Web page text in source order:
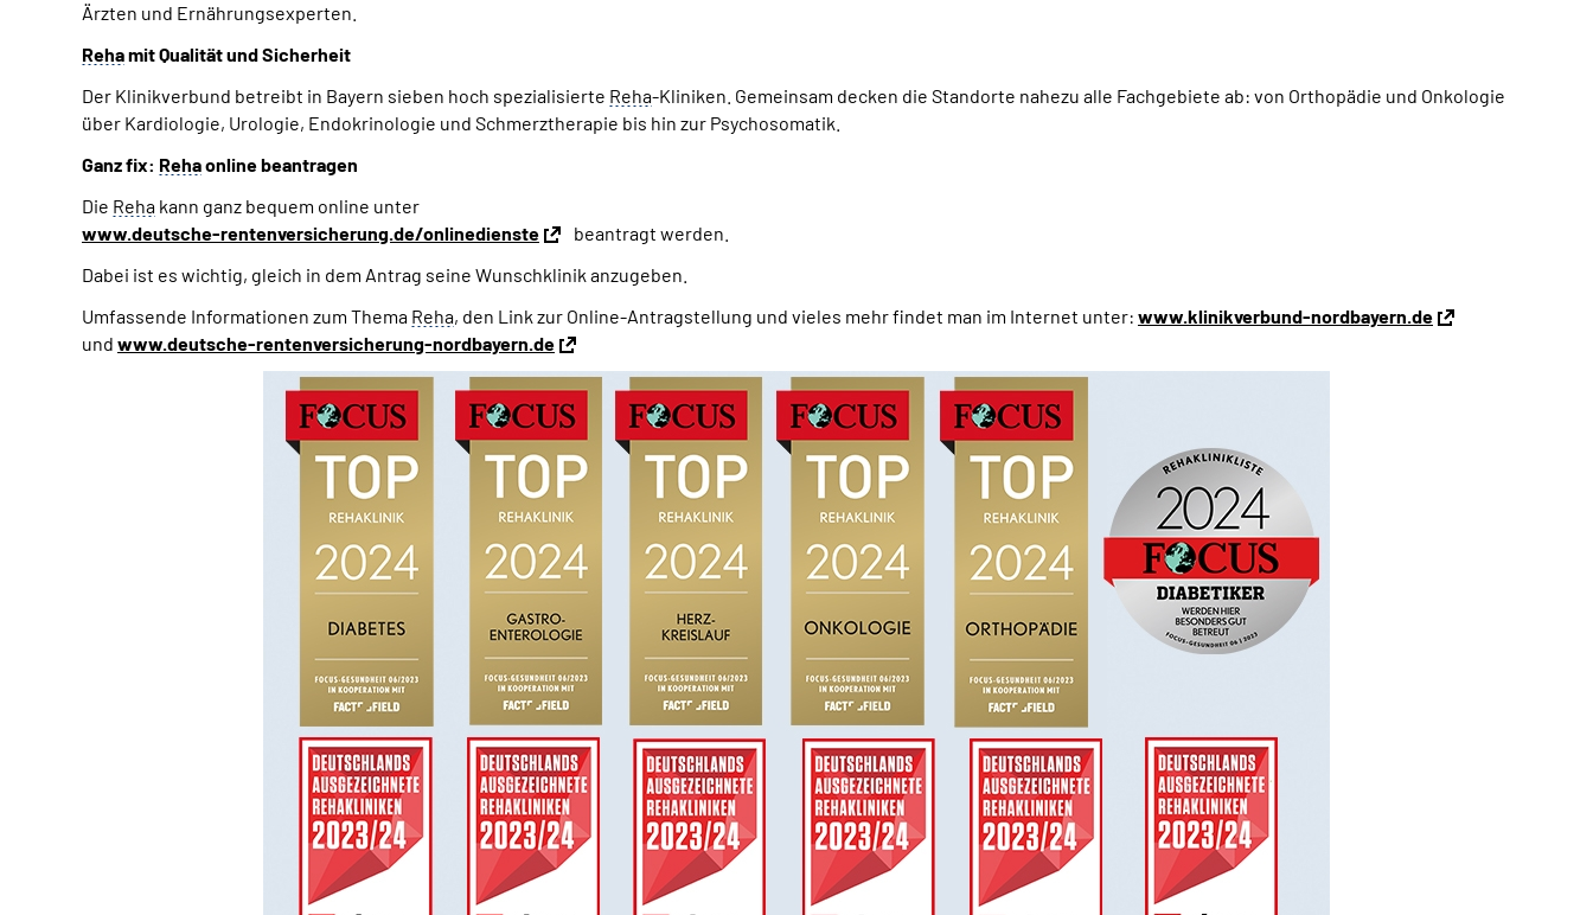
Ärzten und Ernährungsexperten.
Rehamit Qualität und Sicherheit
Der Klinikverbund betreibt in Bayern sieben hoch spezialisierte Reha-Kliniken. Gemeinsam decken die Standorte nahezu alle Fachgebiete ab: von Orthopädie und Onkologie
über Kardiologie, Urologie, Endokrinologie und Schmerztherapie bis hin zur Psychosomatik.
Ganz fix: Rehaonline beantragen
Die Reha kann ganz bequem online unter
www.deutsche-rentenversicherung.de/onlinedienste
beantragt werden.
Dabei ist es wichtig, gleich in dem Antrag seine Wunschklinik anzugeben.
Umfassende Informationen zum Thema Reha, den Link zur Online-Antragstellung und vieles mehr findet man im Internet unter: www.klinikverbund-nordbayern.de
und www.deutsche-rentenversicherung-nordbayern.de